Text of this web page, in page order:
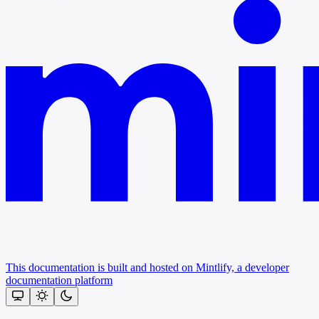
This documentation is built and hosted on Mintlify, a developer
documentation platform